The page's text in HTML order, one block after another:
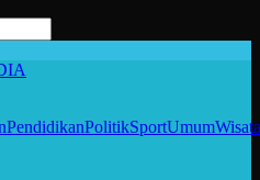
PendidikanPolitikSportUmumWisata